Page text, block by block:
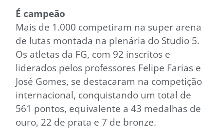
É campeão
Mais de 1.000 competiram na super arena
de lutas montada na plenária do Studio 5.
Os atletas da FG, com 92 inscritos e
liderados pelos professores Felipe Farias e
José Gomes, se destacaram na competição
internacional, conquistando um total de
561 pontos, equivalente a 43 medalhas de
ouro, 22 de prata e 7 de bronze.